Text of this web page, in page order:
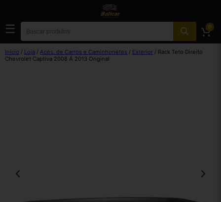
☰ 0
Início / Loja / Aces. de Carros e Caminhonetes / Exterior / Rack Teto Direito
Chevrolet Captiva 2008 Á 2013 Original